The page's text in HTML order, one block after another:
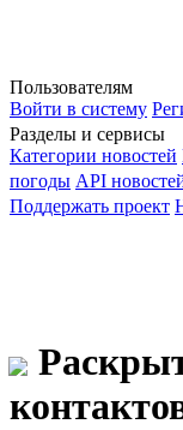
Пользователям
Войти в систему
Разделы и сервисы
Категории новостей
погоды API
Поддержать проект